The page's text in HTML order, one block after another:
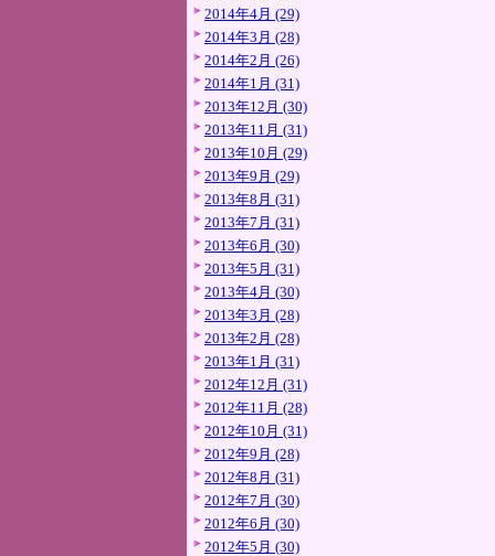
2014年4月 (29)
2014年3月 (28)
2014年2月 (26)
2014年1月 (31)
2013年12月 (30)
2013年11月 (31)
2013年10月 (29)
2013年9月 (29)
2013年8月 (31)
2013年7月 (31)
2013年6月 (30)
2013年5月 (31)
2013年4月 (30)
2013年3月 (28)
2013年2月 (28)
2013年1月 (31)
2012年12月 (31)
2012年11月 (28)
2012年10月 (31)
2012年9月 (28)
2012年8月 (31)
2012年7月 (30)
2012年6月 (30)
2012年5月 (30)